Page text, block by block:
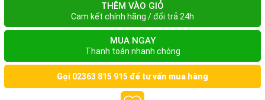
THÊM VÀO GIỎ
Cam kết chính hãng / đổi trả 24h
MUA NGAY
Thanh toán nhanh chóng
Gọi 02363 815 915 để tư vấn mua hàng